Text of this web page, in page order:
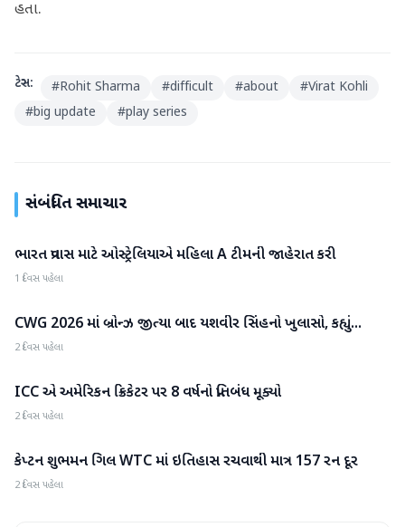
હતા.
ટેગ્સ: #Rohit Sharma #difficult #about #Virat Kohli
#big update #play series
સંબંધિત સમાચાર
રમતગમત
ભારત પ્રવાસ માટે ઓસ્ટ્રેલિયાએ મહિલા A ટીમની જાહેરાત કરી
1 દિવસ પહેલા
રમતગમત
CWG 2026 માં બ્રોન્ઝ જીત્યા બાદ યશવીર સિંહનો ખુલાસો, કહ્યું...
2 દિવસ પહેલા
રમતગમત
ICC એ અમેરિકન ક્રિકેટર પર 8 વર્ષનો પ્રતિબંધ મૂક્યો
2 દિવસ પહેલા
રમતગમત
કેપ્ટન શુભમન ગિલ WTC માં ઇતિહાસ રચવાથી માત્ર 157 રન દૂર
2 દિવસ પહેલા